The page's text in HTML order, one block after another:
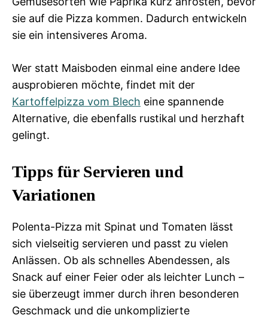
sie auf die Pizza kommen. Dadurch entwickeln
sie ein intensiveres Aroma.
Wer statt Maisboden einmal eine andere Idee
ausprobieren möchte, findet mit der
Kartoffelpizza vom Blech eine spannende
Alternative, die ebenfalls rustikal und herzhaft
gelingt.
Tipps für Servieren und
Variationen
Polenta-Pizza mit Spinat und Tomaten lässt
sich vielseitig servieren und passt zu vielen
Anlässen. Ob als schnelles Abendessen, als
Snack auf einer Feier oder als leichter Lunch –
sie überzeugt immer durch ihren besonderen
Geschmack und die unkomplizierte